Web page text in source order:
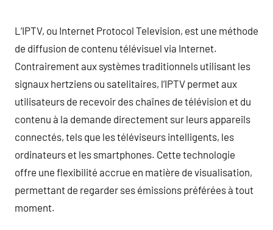
L’IPTV, ou Internet Protocol Television, est une méthode
de diffusion de contenu télévisuel via Internet.
Contrairement aux systèmes traditionnels utilisant les
signaux hertziens ou satelitaires, l’IPTV permet aux
utilisateurs de recevoir des chaînes de télévision et du
contenu à la demande directement sur leurs appareils
connectés, tels que les téléviseurs intelligents, les
ordinateurs et les smartphones. Cette technologie
offre une flexibilité accrue en matière de visualisation,
permettant de regarder ses émissions préférées à tout
moment.